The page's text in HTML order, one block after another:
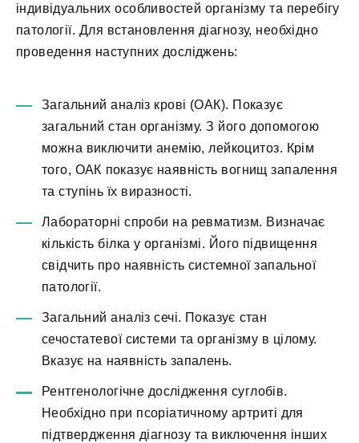
індивідуальних особливостей організму та перебігу
патології. Для встановлення діагнозу, необхідно
проведення наступних досліджень:
Загальний аналіз крові (ОАК). Показує
загальний стан організму. З його допомогою
можна виключити анемію, лейкоцитоз. Крім
того, ОАК показує наявність вогнищ запалення
та ступінь їх виразності.
Лабораторні спроби на ревматизм. Визначає
кількість білка у організмі. Його підвищення
свідчить про наявність системної запальної
патології.
Загальний аналіз сечі. Показує стан
сечостатевої системи та організму в цілому.
Вказує на наявність запалень.
Рентгенологічне дослідження суглобів.
Необхідно при псоріатичному артриті для
підтвердження діагнозу та виключення інших